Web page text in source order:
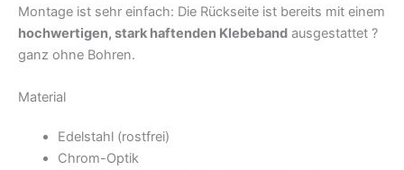
Montage ist sehr einfach: Die Rückseite ist bereits mit einem
hochwertigen, stark haftenden Klebeband ausgestattet ?
ganz ohne Bohren.
Material
Edelstahl (rostfrei)
Chrom-Optik